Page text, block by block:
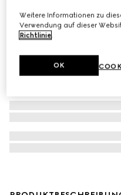
Weitere Informationen zu
Verwendung auf dieser
Richtlinie.
OK